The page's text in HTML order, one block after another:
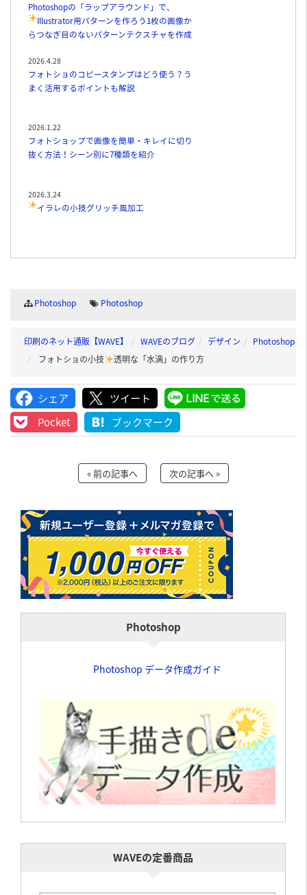
Photoshopの「ラップアラウンド」で、
Illustrator用パターンを作ろう1枚の画像か
らつなぎ目のないパターンテクスチャを作成
2026.4.28
フォトショのコピースタンプはどう使う？う
まく活用するポイントも解説
2026.1.22
フォトショップで画像を簡単・キレイに切り
抜く方法！シーン別に7種類を紹介
2026.3.24
イラレの小技グリッチ風加工
Photoshop Photoshop
印刷のネット通販【WAVE】 WAVEのブログ デザイン
Photoshop
フォトショの小技
透明な「水滴」の作り方
シェア ツイート
Pocket
ブックマーク
« 前の記事へ 次の記事へ »
Photoshop
Photoshop データ作成ガイド
WAVEの定番商品